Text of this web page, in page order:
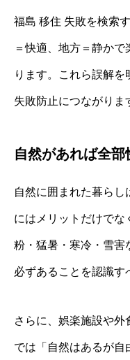
福島 移住 失敗を検索
＝快適、地方＝静か
ります。これら誤解
失敗防止につながりま
自然があれば全
自然に囲まれた暮ら
にはメリットだけでな
粉・猛暑・寒冷・雪害
必ずあることを認識す
さらに、娯楽施設や
では「自然はあるが自